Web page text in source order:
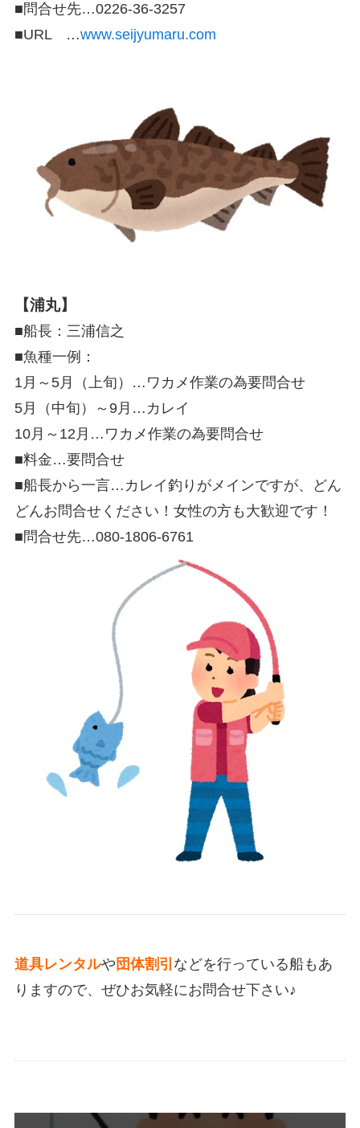
■問合せ先…0226-36-3257
■URL …www.seijyumaru.com
【浦丸】
■船長：三浦信之
■魚種一例：
1月～5月（上旬）…ワカメ作業の為要問合せ
5月（中旬）～9月…カレイ
10月～12月…ワカメ作業の為要問合せ
■料金…要問合せ
■船長から一言…カレイ釣りがメインですが、どん
どんお問合せください！女性の方も大歓迎です！
■問合せ先…080-1806-6761
道具レンタルや 団体割引 などを行っている船もあ
りますので、ぜひお気軽にお問合せ下さい♪